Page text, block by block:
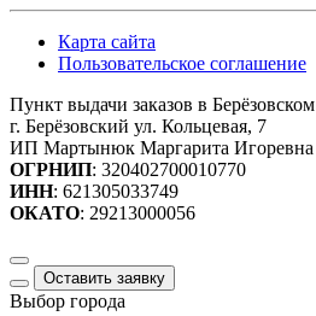
Карта сайта
Пользовательское соглашение
Пункт выдачи заказов в Берёзовском
г. Берёзовский ул. Кольцевая, 7
ИП Мартынюк Маргарита Игоревна
ОГРНИП: 320402700010770
ИНН: 621305033749
ОКАТО: 29213000056
Оставить заявку
Выбор города